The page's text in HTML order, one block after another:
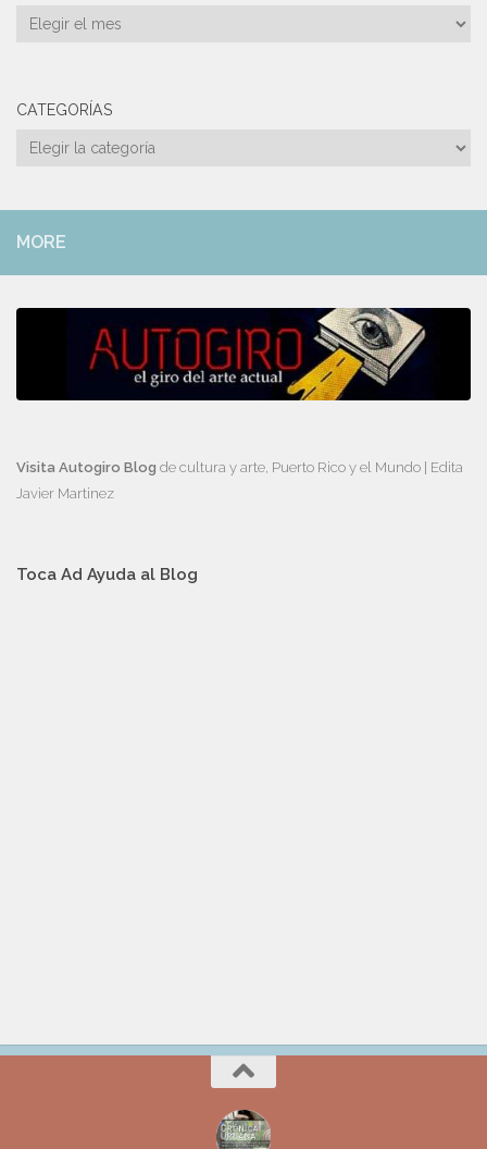
Archivos
CATEGORÍAS
Categorías
MORE
Visita Autogiro Blog de cultura y arte, Puerto Rico y el Mundo | Edita
Javier Martinez
Toca Ad Ayuda al Blog